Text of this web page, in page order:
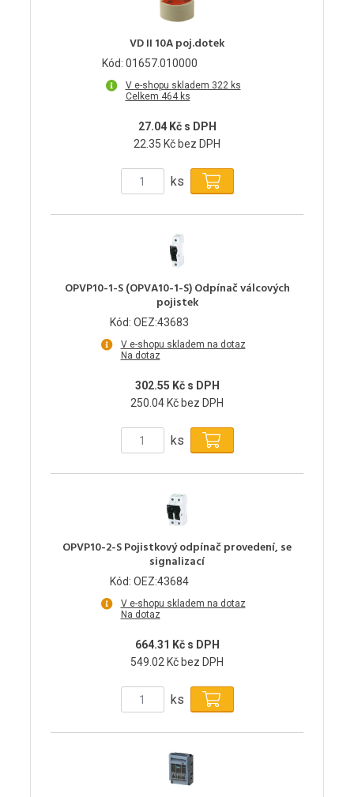
VD II 10A poj.dotek
Kód: 01657.010000
V e-shopu skladem 322 ks
Celkem 464 ks
27.04 Kč s DPH
22.35 Kč bez DPH
ks
OPVP10-1-S (OPVA10-1-S) Odpínač válcových
pojistek
Kód: OEZ:43683
V e-shopu skladem na dotaz
Na dotaz
302.55 Kč s DPH
250.04 Kč bez DPH
ks
OPVP10-2-S Pojistkový odpínač provedení, se
signalizací
Kód: OEZ:43684
V e-shopu skladem na dotaz
Na dotaz
664.31 Kč s DPH
549.02 Kč bez DPH
ks